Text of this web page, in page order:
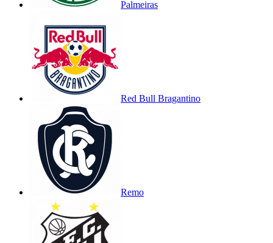
Palmeiras
Red Bull Bragantino
Remo